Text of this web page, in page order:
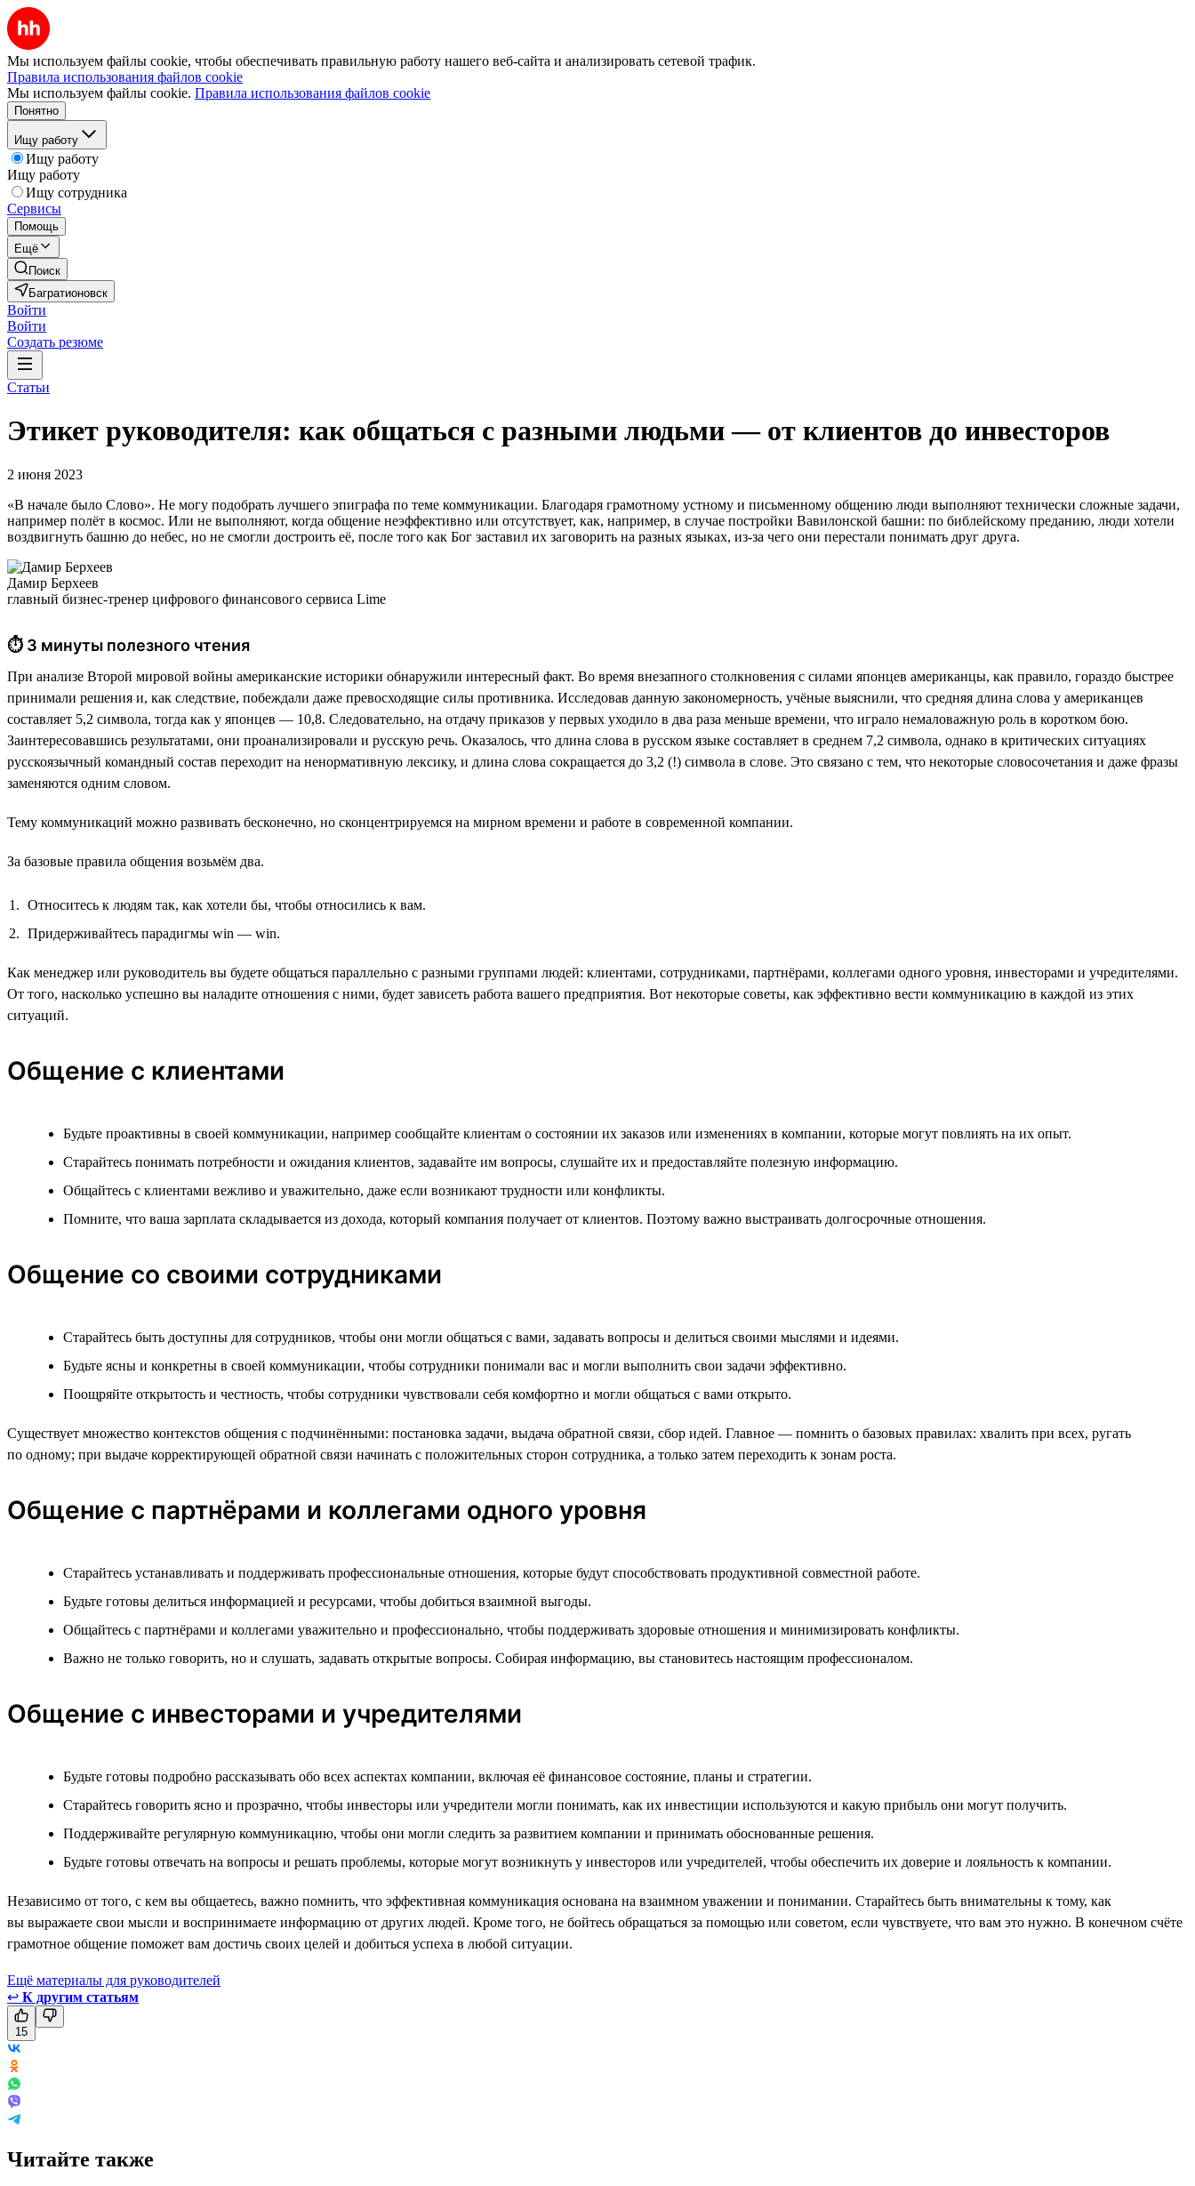
Мы используем файлы cookie, чтобы обеспечивать правильную работу нашего веб-сайта и анализировать сетевой трафик.
Правила использования файлов cookie
Мы используем файлы cookie. Правила использования файлов cookie
Понятно
Ищу работу
Ищу работу
Ищу работу
Ищу сотрудника
Сервисы
Помощь
Ещё
Поиск
Багратионовск
Войти
Войти
Создать резюме
Статьи
Этикет руководителя: как общаться с разными людьми — от клиентов до инвесторов
2 июня 2023
«В начале было Слово». Не могу подобрать лучшего эпиграфа по теме коммуникации. Благодаря грамотному устному и письменному общению люди выполняют технически сложные задачи,
например полёт в космос. Или не выполняют, когда общение неэффективно или отсутствует, как, например, в случае постройки Вавилонской башни: по библейскому преданию, люди хотели
воздвигнуть башню до небес, но не смогли достроить её, после того как Бог заставил их заговорить на разных языках, из-за чего они перестали понимать друг друга.
Дамир Берхеев
главный бизнес-тренер цифрового финансового сервиса Lime
⏱ 3 минуты полезного чтения
При анализе Второй мировой войны американские историки обнаружили интересный факт. Во время внезапного столкновения с силами японцев американцы, как правило, гораздо быстрее
принимали решения и, как следствие, побеждали даже превосходящие силы противника. Исследовав данную закономерность, учёные выяснили, что средняя длина слова у американцев
составляет 5,2 символа, тогда как у японцев — 10,8. Следовательно, на отдачу приказов у первых уходило в два раза меньше времени, что играло немаловажную роль в коротком бою.
Заинтересовавшись результатами, они проанализировали и русскую речь. Оказалось, что длина слова в русском языке составляет в среднем 7,2 символа, однако в критических ситуациях
русскоязычный командный состав переходит на ненормативную лексику, и длина слова сокращается до 3,2 (!) символа в слове. Это связано с тем, что некоторые словосочетания и даже фразы
заменяются одним словом.
Тему коммуникаций можно развивать бесконечно, но сконцентрируемся на мирном времени и работе в современной компании.
За базовые правила общения возьмём два.
Относитесь к людям так, как хотели бы, чтобы относились к вам.
Придерживайтесь парадигмы win — win.
Как менеджер или руководитель вы будете общаться параллельно с разными группами людей: клиентами, сотрудниками, партнёрами, коллегами одного уровня, инвесторами и учредителями.
От того, насколько успешно вы наладите отношения с ними, будет зависеть работа вашего предприятия. Вот некоторые советы, как эффективно вести коммуникацию в каждой из этих
ситуаций.
Общение с клиентами
Будьте проактивны в своей коммуникации, например сообщайте клиентам о состоянии их заказов или изменениях в компании, которые могут повлиять на их опыт.
Старайтесь понимать потребности и ожидания клиентов, задавайте им вопросы, слушайте их и предоставляйте полезную информацию.
Общайтесь с клиентами вежливо и уважительно, даже если возникают трудности или конфликты.
Помните, что ваша зарплата складывается из дохода, который компания получает от клиентов. Поэтому важно выстраивать долгосрочные отношения.
Общение со своими сотрудниками
Старайтесь быть доступны для сотрудников, чтобы они могли общаться с вами, задавать вопросы и делиться своими мыслями и идеями.
Будьте ясны и конкретны в своей коммуникации, чтобы сотрудники понимали вас и могли выполнить свои задачи эффективно.
Поощряйте открытость и честность, чтобы сотрудники чувствовали себя комфортно и могли общаться с вами открыто.
Существует множество контекстов общения с подчинёнными: постановка задачи, выдача обратной связи, сбор идей. Главное — помнить о базовых правилах: хвалить при всех, ругать
по одному; при выдаче корректирующей обратной связи начинать с положительных сторон сотрудника, а только затем переходить к зонам роста.
Общение с партнёрами и коллегами одного уровня
Старайтесь устанавливать и поддерживать профессиональные отношения, которые будут способствовать продуктивной совместной работе.
Будьте готовы делиться информацией и ресурсами, чтобы добиться взаимной выгоды.
Общайтесь с партнёрами и коллегами уважительно и профессионально, чтобы поддерживать здоровые отношения и минимизировать конфликты.
Важно не только говорить, но и слушать, задавать открытые вопросы. Собирая информацию, вы становитесь настоящим профессионалом.
Общение с инвесторами и учредителями
Будьте готовы подробно рассказывать обо всех аспектах компании, включая её финансовое состояние, планы и стратегии.
Старайтесь говорить ясно и прозрачно, чтобы инвесторы или учредители могли понимать, как их инвестиции используются и какую прибыль они могут получить.
Поддерживайте регулярную коммуникацию, чтобы они могли следить за развитием компании и принимать обоснованные решения.
Будьте готовы отвечать на вопросы и решать проблемы, которые могут возникнуть у инвесторов или учредителей, чтобы обеспечить их доверие и лояльность к компании.
Независимо от того, с кем вы общаетесь, важно помнить, что эффективная коммуникация основана на взаимном уважении и понимании. Старайтесь быть внимательны к тому, как
вы выражаете свои мысли и воспринимаете информацию от других людей. Кроме того, не бойтесь обращаться за помощью или советом, если чувствуете, что вам это нужно. В конечном счёте
грамотное общение поможет вам достичь своих целей и добиться успеха в любой ситуации.
Ещё материалы для руководителей
↩ К другим статьям
15
Читайте также